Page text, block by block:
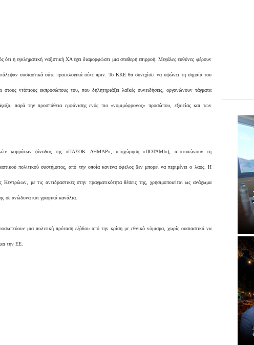
ότι η εγκληματική ναζιστική ΧΑ έχει διαμορφώσει μια σταθερή επιρροή. Μεγάλες ευθύνες φέρουν
ουσιαστικά ούτε προεκλογικά ούτε πριν. Το ΚΚΕ θα συνεχίσει να υψώνει τη σημαία του
στους ντόπιους εκπροσώπους του, που δηλητηριάζει λαϊκές συνειδήσεις, οργανώνουν τάγματα
παρά την προσπάθεια εμφάνισης ενός πιο «νομιμόφρονος» προσώπου, εξαιτίας και των
κομμάτων (άνοδος της «ΠΑΣΟΚ- ΔΗΜΑΡ», υποχώρηση «ΠΟΤΑΜΙ»), αποτυπώνουν τη
πολιτικού συστήματος, από την οποία κανένα όφελος δεν μπορεί να περιμένει ο λαός. Η
με τις αντιδραστικές στην πραγματικότητα θέσεις της, χρησιμοποιείται ως ανάχωμα
σε ανώδυνα και γραφικά κανάλια.
μια πολιτική πρόταση εξόδου από την κρίση με εθνικό νόμισμα, χωρίς ουσιαστικά να
την ΕΕ.